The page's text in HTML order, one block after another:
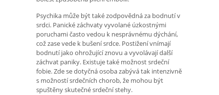
Psychika může být také zodpovědná za bodnutí v
srdci. Panické záchvaty vyvolané úzkostnými
poruchami často vedou k nesprávnému dýchání,
což zase vede k bušení srdce. Postižení vnímají
bodnutí jako ohrožující znovu a vyvolávají další
záchvat paniky. Existuje také možnost srdeční
fobie. Zde se dotyčná osoba zabývá tak intenzivně
s možností srdečních chorob, že mohou být
spuštěny skutečné srdeční stehy.